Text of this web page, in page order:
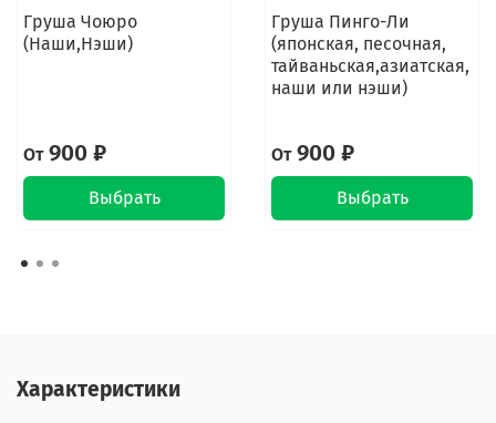
Груша Чоюро
(Наши,Нэши)
От900 ₽
Выбрать
Груша Пинго-Ли
(японская, песочная,
тайваньская,азиатская,
наши или нэши)
От900 ₽
Выбрать
Характеристики